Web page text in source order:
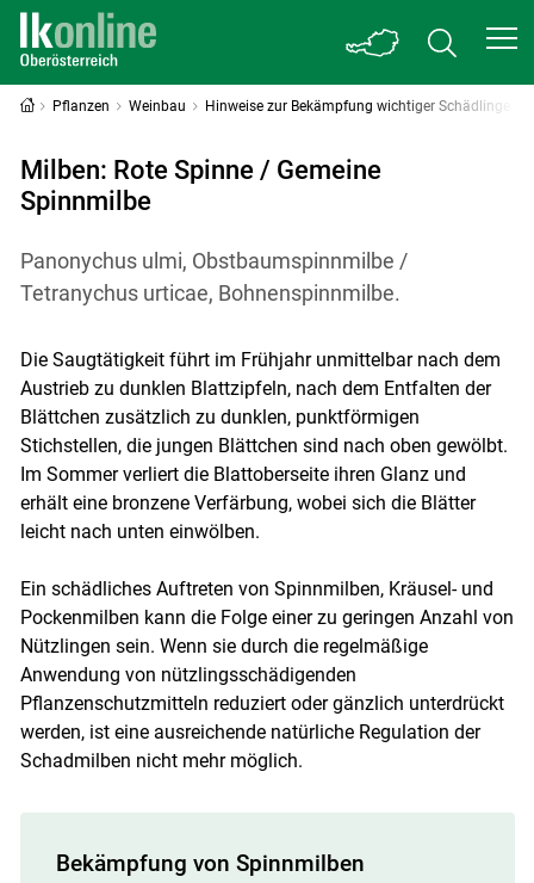
Pflanzen Weinbau Hinweise zur Bekämpfung wichtiger Schädlinge
Milben: Rote Spinne / Gemeine
Spinnmilbe
Panonychus ulmi, Obstbaumspinnmilbe /
Tetranychus urticae, Bohnenspinnmilbe.
Die Saugtätigkeit führt im Frühjahr unmittelbar nach dem
Austrieb zu dunklen Blattzipfeln, nach dem Entfalten der
Blättchen zusätzlich zu dunklen, punktförmigen
Stichstellen, die jungen Blättchen sind nach oben gewölbt.
Im Sommer verliert die Blattoberseite ihren Glanz und
erhält eine bronzene Verfärbung, wobei sich die Blätter
leicht nach unten einwölben.
Ein schädliches Auftreten von Spinnmilben, Kräusel- und
Pockenmilben kann die Folge einer zu geringen Anzahl von
Nützlingen sein. Wenn sie durch die regelmäßige
Anwendung von nützlingsschädigenden
Pflanzenschutzmitteln reduziert oder gänzlich unterdrückt
werden, ist eine ausreichende natürliche Regulation der
Schadmilben nicht mehr möglich.
Bekämpfung von Spinnmilben